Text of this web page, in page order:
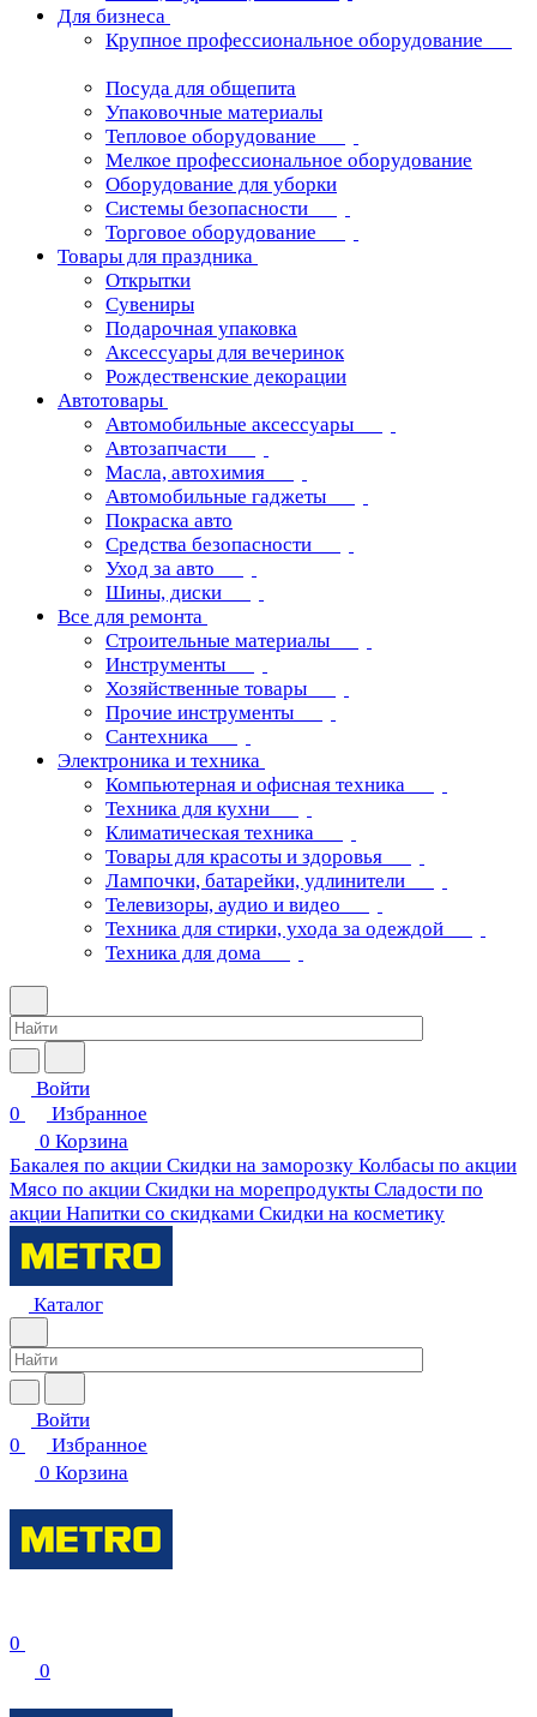
Для бизнеса
Крупное профессиональное оборудование
Посуда для общепита
Упаковочные материалы
Тепловое оборудование
Мелкое профессиональное оборудование
Оборудование для уборки
Системы безопасности
Торговое оборудование
Товары для праздника
Открытки
Сувениры
Подарочная упаковка
Аксессуары для вечеринок
Рождественские декорации
Автотовары
Автомобильные аксессуары
Автозапчасти
Масла, автохимия
Автомобильные гаджеты
Покраска авто
Средства безопасности
Уход за авто
Шины, диски
Все для ремонта
Строительные материалы
Инструменты
Хозяйственные товары
Прочие инструменты
Сантехника
Электроника и техника
Компьютерная и офисная техника
Техника для кухни
Климатическая техника
Товары для красоты и здоровья
Лампочки, батарейки, удлинители
Телевизоры, аудио и видео
Техника для стирки, ухода за одеждой
Техника для дома
Войти
0
Избранное
0 Корзина
Бакалея по акции Скидки на заморозку Колбасы по акции
Мясо по акции Скидки на морепродукты Сладости по
акции Напитки со скидками Скидки на косметику
Каталог
Войти
0
Избранное
0 Корзина
0
0